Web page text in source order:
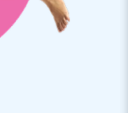
dag weer voor
levering en
springkussen